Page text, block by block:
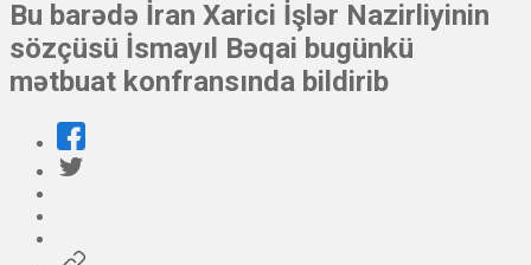
Bu barədə İran Xarici İşlər Nazirliyinin
sözçüsü İsmayıl Bəqai bugünkü
mətbuat konfransında bildirib